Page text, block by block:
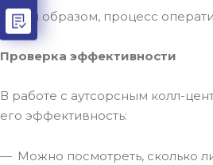
Таким образом, процесс
Проверка эффективности
В работе с аутсорсным колл-
его эффективность:
Можно посмотреть, сколько